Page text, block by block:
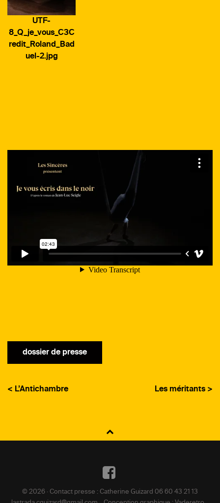
UTF-
8_Q_je_vous_C3C
redit_Roland_Bad
uel-2.jpg
dossier de presse
NAVIGATION
L’ARTICLE
< L’Antichambre Les méritants >
Facebook
© 2026 · Contact presse : Catherine Guizard 06 60 43 21 13